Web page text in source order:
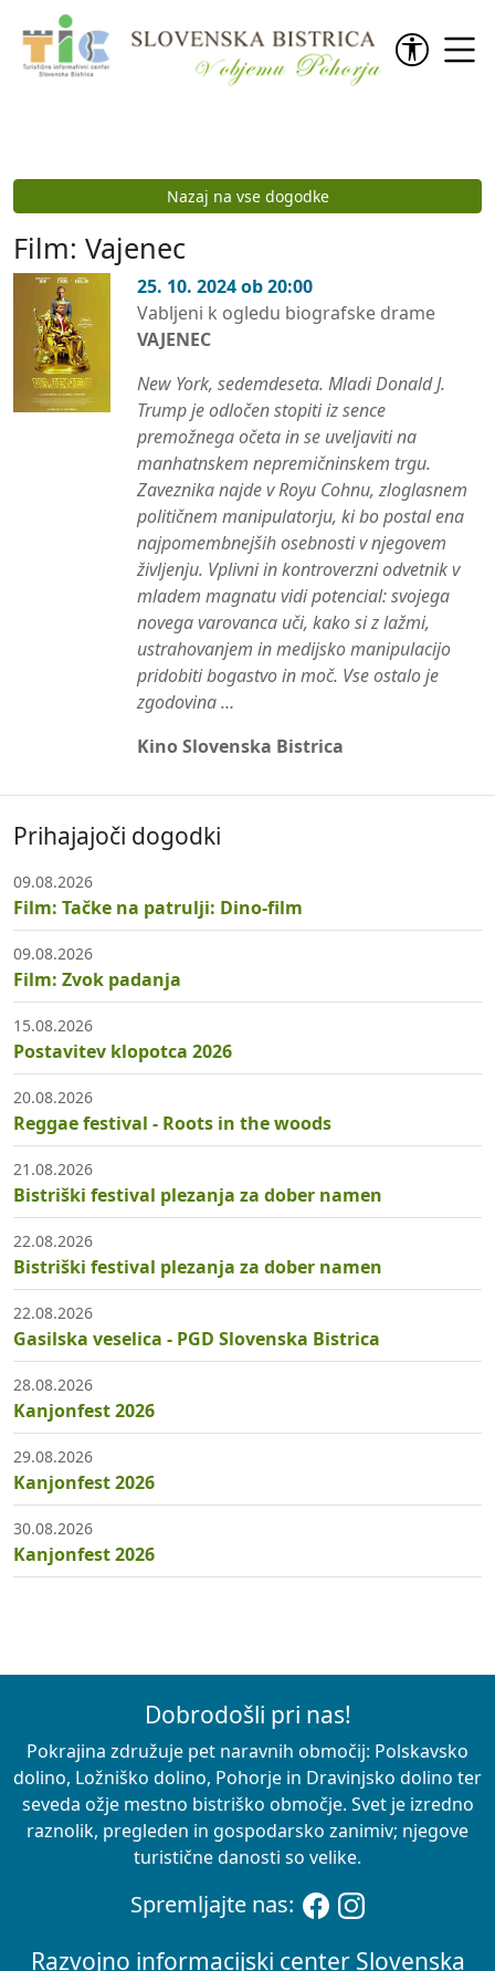
Preskoči na vsebino
Nazaj na vse dogodke
Film: Vajenec
25. 10. 2024 ob 20:00
Vabljeni k ogledu biografske drame
VAJENEC
New York, sedemdeseta. Mladi Donald J.
Trump je odločen stopiti iz sence
premožnega očeta in se uveljaviti na
manhatnskem nepremičninskem trgu.
Zaveznika najde v Royu Cohnu, zloglasnem
političnem manipulatorju, ki bo postal ena
najpomembnejših osebnosti v njegovem
življenju. Vplivni in kontroverzni odvetnik v
mladem magnatu vidi potencial: svojega
novega varovanca uči, kako si z lažmi,
ustrahovanjem in medijsko manipulacijo
pridobiti bogastvo in moč. Vse ostalo je
zgodovina …
Kino Slovenska Bistrica
Prihajajoči dogodki
09.08.2026
Film: Tačke na patrulji: Dino-film
09.08.2026
Film: Zvok padanja
15.08.2026
Postavitev klopotca 2026
20.08.2026
Reggae festival - Roots in the woods
21.08.2026
Bistriški festival plezanja za dober namen
22.08.2026
Bistriški festival plezanja za dober namen
22.08.2026
Gasilska veselica - PGD Slovenska Bistrica
28.08.2026
Kanjonfest 2026
29.08.2026
Kanjonfest 2026
30.08.2026
Kanjonfest 2026
Razvojno informacijski center Slovenska
Dobrodošli pri nas!
Pokrajina združuje pet naravnih območij: Polskavsko
dolino, Ložniško dolino, Pohorje in Dravinjsko dolino ter
seveda ožje mestno bistriško območje. Svet je izredno
raznolik, pregleden in gospodarsko zanimiv; njegove
turistične danosti so velike.
Spremljajte nas: